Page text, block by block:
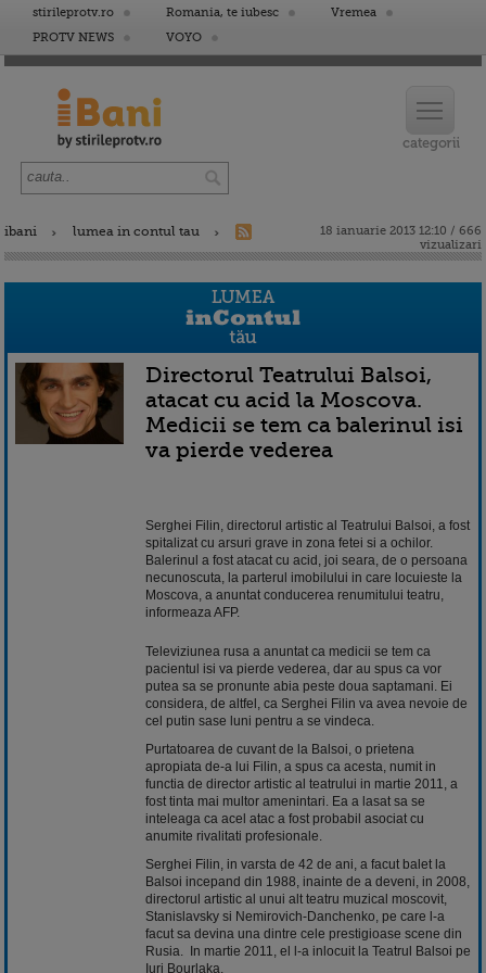
stirileprotv.ro Romania, te iubesc
Vremea
PROTV NEWS
VOYO
ibani lumea in contul tau
18 ianuarie 2013 12:10 / 666
vizualizari
Directorul Teatrului Balsoi,
atacat cu acid la Moscova.
Medicii se tem ca balerinul isi
va pierde vederea
Serghei Filin, directorul artistic al Teatrului Balsoi, a fost
spitalizat cu arsuri grave in zona fetei si a ochilor.
Balerinul a fost atacat cu acid, joi seara, de o persoana
necunoscuta, la parterul imobilului in care locuieste la
Moscova, a anuntat conducerea renumitului teatru,
informeaza AFP.
Televiziunea rusa a anuntat ca medicii se tem ca
pacientul isi va pierde vederea, dar au spus ca vor
putea sa se pronunte abia peste doua saptamani. Ei
considera, de altfel, ca Serghei Filin va avea nevoie de
cel putin sase luni pentru a se vindeca.
Purtatoarea de cuvant de la Balsoi, o prietena
apropiata de-a lui Filin, a spus ca acesta, numit in
functia de director artistic al teatrului in martie 2011, a
fost tinta mai multor amenintari. Ea a lasat sa se
inteleaga ca acel atac a fost probabil asociat cu
anumite rivalitati profesionale.
Serghei Filin, in varsta de 42 de ani, a facut balet la
Balsoi incepand din 1988, inainte de a deveni, in 2008,
directorul artistic al unui alt teatru muzical moscovit,
Stanislavsky si Nemirovich-Danchenko, pe care l-a
facut sa devina una dintre cele prestigioase scene din
Rusia. In martie 2011, el l-a inlocuit la Teatrul Balsoi pe
Iuri Bourlaka.